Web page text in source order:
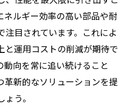
ネルギー効率の高い部品や耐
注目されています。これによ
と運用コストの削減が期待で
動向を常に追い続けること
革新的なソリューションを提
う。